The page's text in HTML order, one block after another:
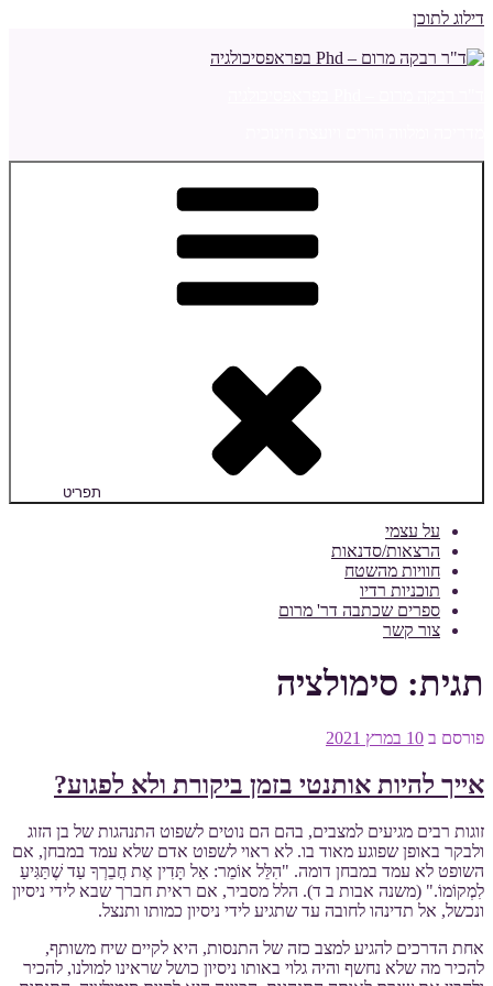
דילוג לתוכן
תפריט
על עצמי
הרצאות/סדנאות
חוויות מהשטח
תוכניות רדיו
ספרים שכתבה דר' מרום
צור קשר
תגית: סימולציה
פורסם ב 10 במרץ 2021
אייך להיות אותנטי בזמן ביקורת ולא לפגוע?
זוגות רבים מגיעים למצבים, בהם הם נוטים לשפוט התנהגות של בן הזוג
ולבקר באופן שפוגע מאוד בו. לא ראוי לשפוט אדם שלא עמד במבחן, אם
השופט לא עמד במבחן דומה. "הִלֵּל אוֹמֵר: אַל תָּדִין אֶת חֲבֵרְךָ עַד שֶׁתַּגִּיעַ
לִמְקוֹמוֹ." (משנה אבות ב ד). הלל מסביר, אם ראית חברך שבא לידי ניסיון
ונכשל, אל תדינהו לחובה עד שתגיע לידי ניסיון כמותו ותנצל.
אחת הדרכים להגיע למצב כזה של התנסות, היא לקיים שיח משותף,
להכיר מה שלא נחשף והיה גלוי באותו ניסיון כושל שראינו למולנו, להכיר